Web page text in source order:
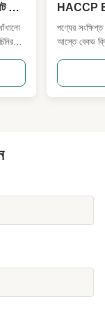
নরম
HACCP
স্পাইসি
সুপারমার্কেট
পণ্যের
আস্তে বেকড
ওয়াসাবি মশলা